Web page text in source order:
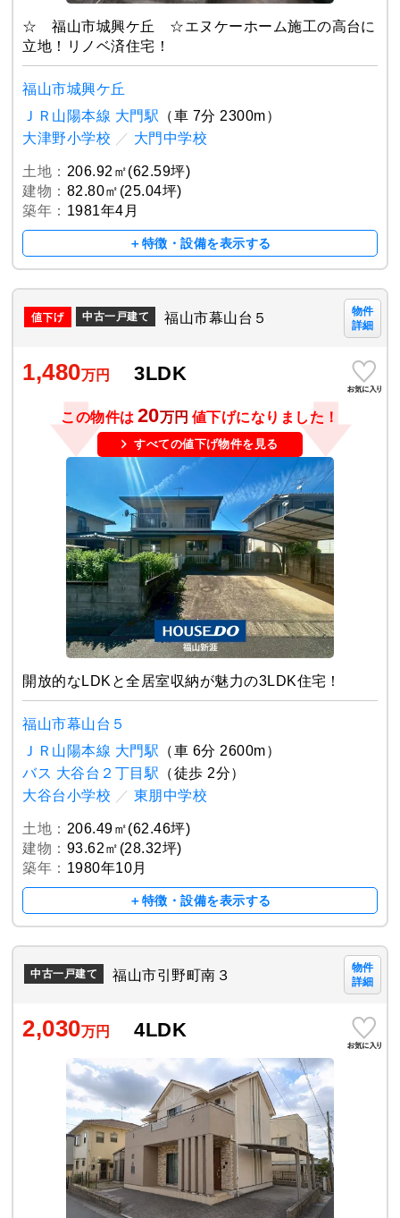
☆ 福山市城興ケ丘 ☆エヌケーホーム施工の高台に
立地！リノベ済住宅！
福山市城興ケ丘
ＪＲ山陽本線 大門駅 （車 7分 2300m）
大津野小学校 ／ 大門中学校
土地： 206.92㎡(62.59坪)
建物： 82.80㎡(25.04坪)
築年： 1981年4月
＋特徴・設備を表示する
中古一戸建て 福山市幕山台５
物件
詳細
1,480万円 3LDK
この物件は 20万円 値下げになりました！
すべての値下げ物件を見る
開放的なLDKと全居室収納が魅力の3LDK住宅！
福山市幕山台５
ＪＲ山陽本線 大門駅 （車 6分 2600m）
バス 大谷台２丁目駅 （徒歩 2分）
大谷台小学校 ／ 東朋中学校
土地： 206.49㎡(62.46坪)
建物： 93.62㎡(28.32坪)
築年： 1980年10月
＋特徴・設備を表示する
中古一戸建て 福山市引野町南３
物件
詳細
2,030万円 4LDK